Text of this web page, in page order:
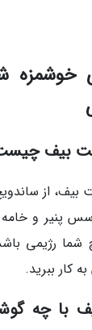
بیف
بیف، از
پنیر و خامه
رژیمی
کار ببرید.
با چه